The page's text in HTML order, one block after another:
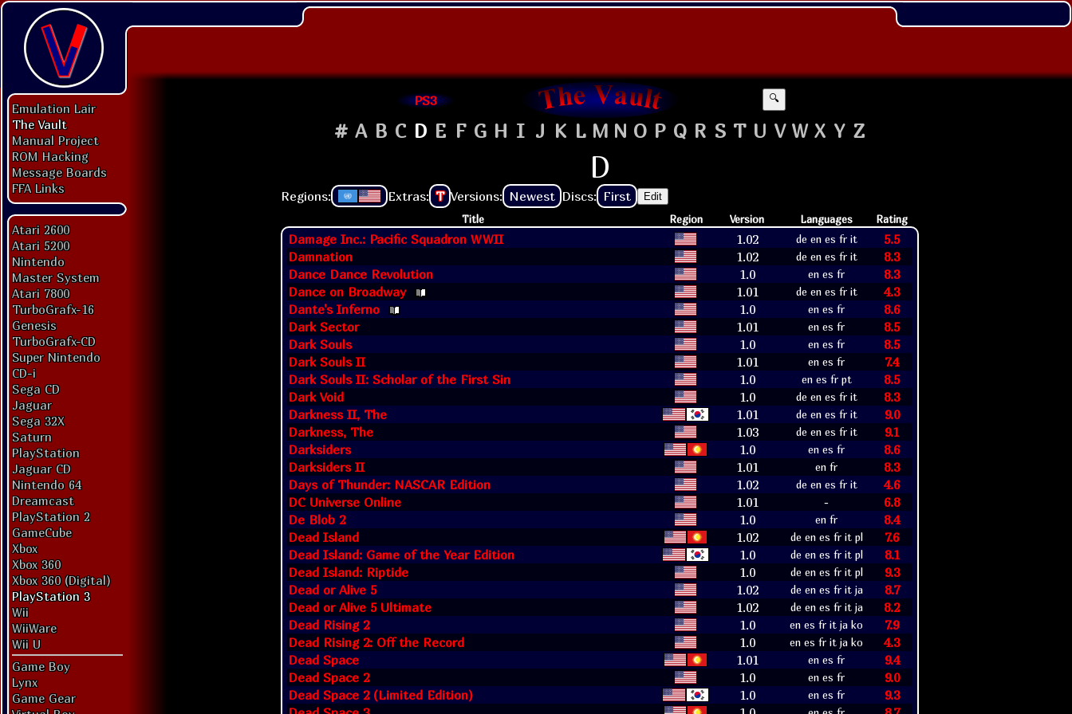
Emulation Lair
The Vault
Manual Project
ROM Hacking
Message Boards
FFA Links
Atari 2600
Atari 5200
Nintendo
Master System
Atari 7800
TurboGrafx-16
Genesis
TurboGrafx-CD
Super Nintendo
CD-i
Sega CD
Jaguar
Sega 32X
Saturn
PlayStation
Jaguar CD
Nintendo 64
Dreamcast
PlayStation 2
GameCube
Xbox
Xbox 360
Xbox 360 (Digital)
PlayStation 3
Wii
WiiWare
Wii U
Game Boy
Lynx
Game Gear
PS3 🔍
# A B C D E F G H I J K L M N O P Q R S T U V W X Y Z
D
Regions: Extras: T Versions: Newest Discs: First Edit
Title Region Version Languages Rating
Damage Inc.: Pacific Squadron WWII 1.02 de en es fr it
5.5
Damnation
1.02 de en es fr it
8.3
Dance Dance Revolution
1.0 en es fr
8.3
Dance on Broadway
1.01 de en es fr it
4.3
Dante's Inferno
1.0 en es fr
8.6
Dark Sector
1.01 en es fr
8.5
Dark Souls
1.0 en es fr
8.5
Dark Souls II
1.01 en es fr
7.4
Dark Souls II: Scholar of the First Sin
1.0 en es fr pt
8.5
Dark Void
1.0 de en es fr it
8.3
Darkness II, The
1.01 de en es fr it
9.0
Darkness, The
1.03 de en es fr it
9.1
Darksiders
1.0 en es fr
8.6
Darksiders II
1.01 en fr
8.3
Days of Thunder: NASCAR Edition
1.02 de en es fr it
4.6
DC Universe Online
1.01 -
6.8
De Blob 2
1.0 en fr
8.4
Dead Island
1.02 de en es fr it pl
7.6
Dead Island: Game of the Year Edition
1.0 de en es fr it pl
8.1
Dead Island: Riptide
1.0 de en es fr it pl
9.3
Dead or Alive 5
1.02 de en es fr it ja
8.7
Dead or Alive 5 Ultimate
1.02 de en es fr it ja
8.2
Dead Rising 2
1.0 en es fr it ja ko
7.9
Dead Rising 2: Off the Record
1.0 en es fr it ja ko
4.3
Dead Space
1.01 en es fr
9.4
Dead Space 2
1.0 en es fr
9.0
Dead Space 2 (Limited Edition)
1.0 en es fr
9.3